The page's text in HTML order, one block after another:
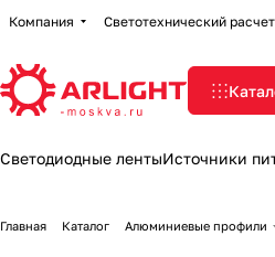
Компания Светотехнический расчет
Светодиодные лентыИсточники
Главная Каталог Алюминиевые профили